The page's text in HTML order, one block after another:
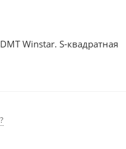
Winstar. S-квадратная